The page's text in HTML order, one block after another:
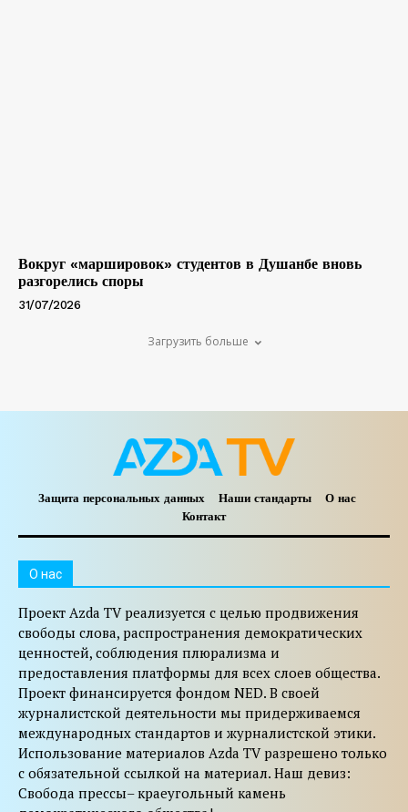
Вокруг «маршировок» студентов в Душанбе вновь
разгорелись споры
31/07/2026
Загрузить больше
Защита персональных данных Наши стандарты
О нас
Контакт
O нас
Проект Azda TV реализуется с целью продвижения
свободы слова, распространения демократических
ценностей, соблюдения плюрализма и
предоставления платформы для всех слоев общества.
Проект финансируется фондом NED. В своей
журналистской деятельности мы придерживаемся
международных стандартов и журналистской этики.
Использование материалов Azda TV разрешено только
с обязательной ссылкой на материал. Наш девиз:
Свобода прессы– краеугольный камень